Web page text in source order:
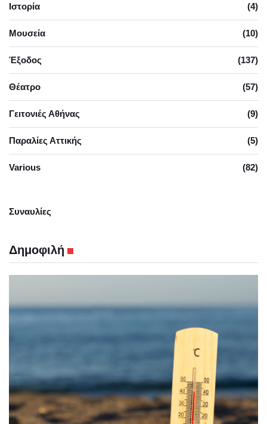
Ιστορία (4)
Μουσεία (10)
Έξοδος (137)
Θέατρο (57)
Γειτονιές Αθήνας (9)
Παραλίες Αττικής (5)
Various (82)
Συναυλίες
Δημοφιλή